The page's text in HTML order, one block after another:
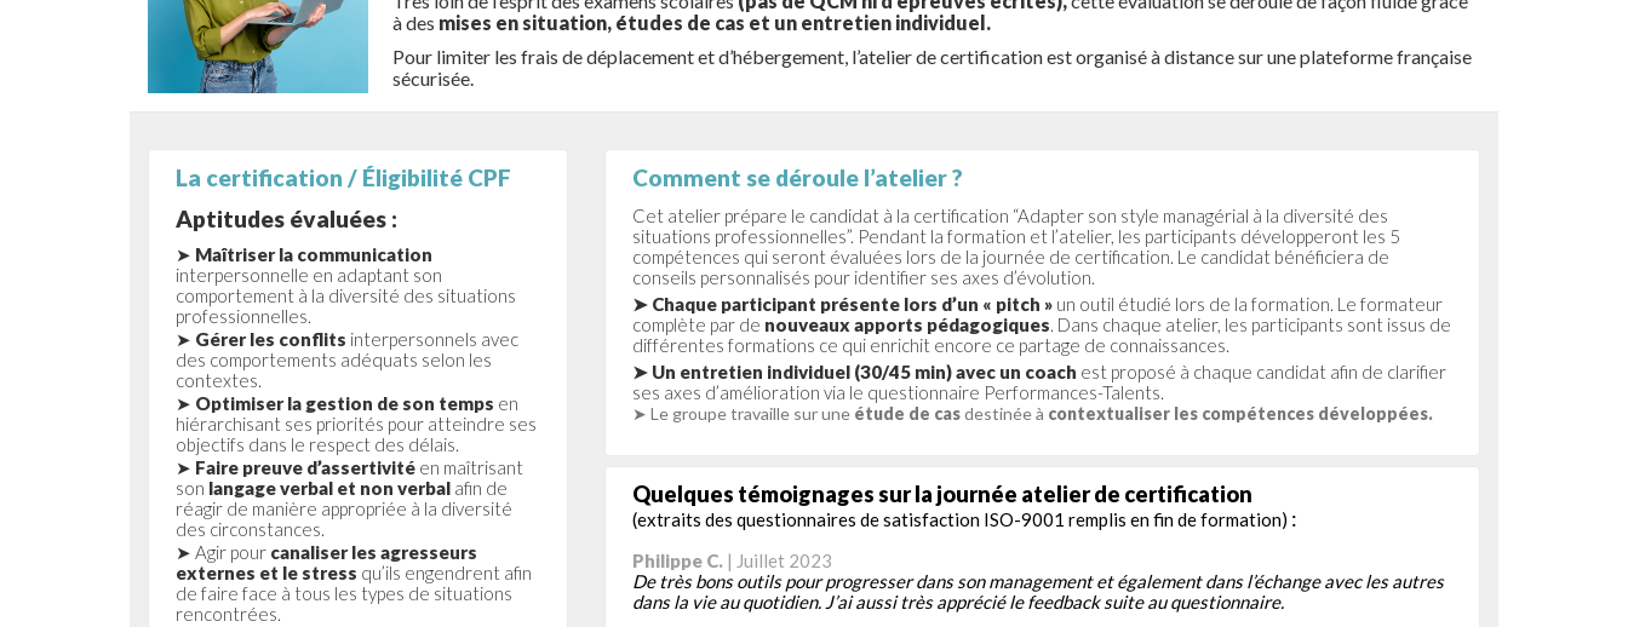
à des mises en situation, études de cas et un entretien individuel.
Pour limiter les frais de déplacement et d’hébergement, l’atelier de certification est organisé à distance sur une plateforme française
sécurisée.
La certification / Éligibilité CPF
Aptitudes évaluées :
➤ Maîtriser la communication
interpersonnelle en adaptant son
comportement à la diversité des situations
professionnelles.
➤ Gérer les conflits interpersonnels avec
des comportements adéquats selon les
contextes.
➤ Optimiser la gestion de son temps en
hiérarchisant ses priorités pour atteindre ses
objectifs dans le respect des délais.
➤ Faire preuve d’assertivité en maîtrisant
son langage verbal et non verbal afin de
réagir de manière appropriée à la diversité
des circonstances.
➤ Agir pour canaliser les agresseurs
externes et le stress qu’ils engendrent afin
de faire face à tous les types de situations
rencontrées.
Comment se déroule l’atelier ?
Cet atelier prépare le candidat à la certification “Adapter son style managérial à la diversité des
situations professionnelles”. Pendant la formation et l’atelier, les participants développeront les 5
compétences qui seront évaluées lors de la journée de certification. Le candidat bénéficiera de
conseils personnalisés pour identifier ses axes d’évolution.
➤ Chaque participant présente lors d’un « pitch »un outil étudié lors de la formation. Le formateur
complète par de nouveaux apports pédagogiques. Dans chaque atelier, les participants sont issus de
différentes formations ce qui enrichit encore ce partage de connaissances.
➤ Un entretien individuel (30/45 min) avec un coach est proposé à chaque candidat afin de clarifier
ses axes d’amélioration via le questionnaire Performances-Talents.
➤ Le groupe travaille sur une étude de casdestinée à contextualiser les compétences développées.
Quelques témoignages sur la journée atelier de certification
(extraits des questionnaires de satisfaction ISO-9001 remplis en fin de formation) :
Philippe C.| Juillet 2023
De très bons outils pour progresser dans son management et également dans l’échange avec les autres
dans la vie au quotidien. J’ai aussi très apprécié le feedback suite au questionnaire.